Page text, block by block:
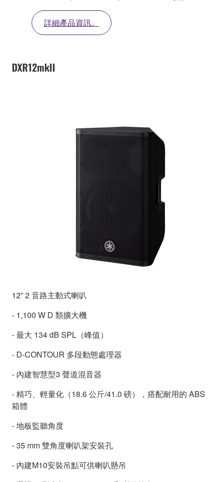
詳細產品資訊。
DXR12mkII
12” 2 音路主動式喇叭
- 1,100 W D 類擴大機
- 最大 134 dB SPL（峰值）
- D-CONTOUR 多段動態處理器
- 內建智慧型3 聲道混音器
- 精巧、輕量化（18.6 公斤/41.0 磅），搭配耐用的 ABS
箱體
- 地板監聽角度
- 35 mm 雙角度喇叭架安裝孔
- 內建M10安裝吊點可供喇叭懸吊